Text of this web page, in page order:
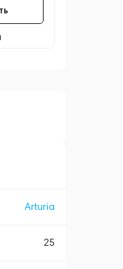
Arturia
25